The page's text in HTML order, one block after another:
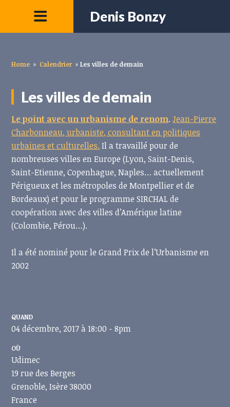
Denis Bonzy
Home » Calendrier » Les villes de demain
Les villes de demain
Le point avec un urbanisme de renom.Jean-Pierre
Charbonneau, urbaniste, consultant en politiques
urbaines et culturelles. Il a travaillé pour de
nombreuses villes en Europe (Lyon, Saint-Denis,
Saint-Etienne, Copenhague, Naples… actuellement
Périgueux et les métropoles de Montpellier et de
Bordeaux) et pour le programme SIRCHAL de
coopération avec des villes d’Amérique latine
(Colombie, Pérou…).
Il a été nominé pour le Grand Prix de l’Urbanisme en
2002
QUAND
04 décembre, 2017 à 18:00 - 8pm
OÙ
Udimec
19 rue des Berges
Grenoble, Isère 38000
France